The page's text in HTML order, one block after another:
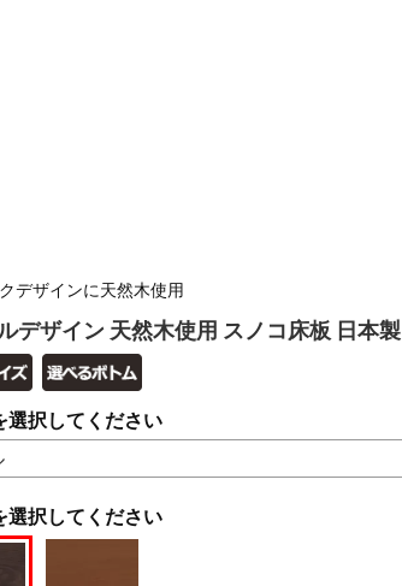
デザインに天然木使用
デザイン 天然木使用 スノコ床板 日本製
選択してください
選択してください